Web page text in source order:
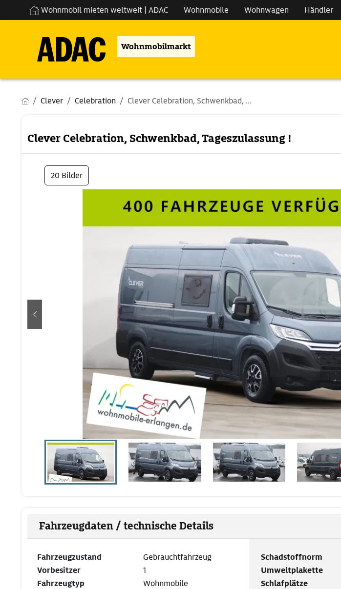
Wohnmobil mieten weltweit | ADAC Wohnmobile Wohnwagen Händler
Wohnmobilmarkt
Clever Celebration Clever Celebration, Schwenkbad, ...
Clever Celebration, Schwenkbad, Tageszulassung !
20 Bilder
zurück
Fahrzeugdaten / technische Details
Fahrzeugzustand
Gebrauchtfahrzeug
Vorbesitzer
1
Fahrzeugtyp
Wohnmobile
Schadstoffnorm
Umweltplakette
Schlafplätze